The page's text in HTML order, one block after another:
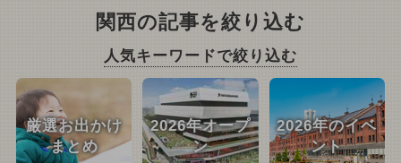
関西の記事を絞り込む
人気キーワードで絞り込む
厳選お出かけ
まとめ
2026年オープ
ン
2026年のイベ
ント